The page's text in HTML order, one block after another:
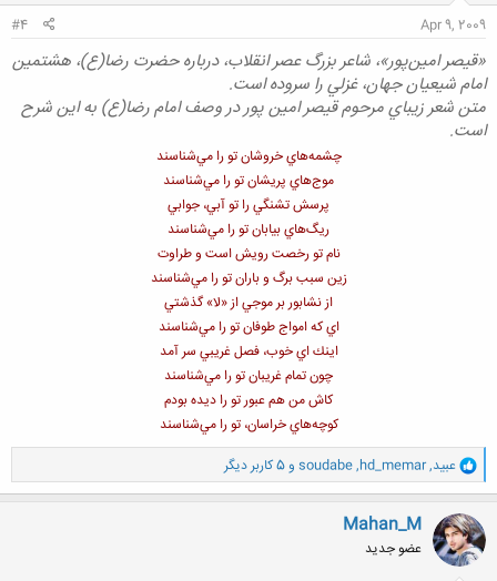
Apr 9, 2009
#4
«قيصر امين‌پور»، شاعر بزرگ عصر انقلاب، درباره حضرت رضا(ع)، هشتمين
امام شيعيان جهان، غزلي را سروده است.
متن شعر زيباي مرحوم قيصر امين پور در وصف امام رضا(ع) به اين شرح
است.
چشمه‌هاي خروشان تو را مي‌شناسند
موج‌هاي پريشان تو را مي‌شناسند
پرسش تشنگي را تو آبي، جوابي
ريگ‌هاي بيابان تو را مي‌شناسند
نام تو رخصت رويش است و طراوت
زين سبب برگ و باران تو را مي‌شناسند
از نشابور بر موجي از «لا» گذشتي
اي كه امواج طوفان تو را مي‌شناسند
اينك اي خوب، فصل غريبي سر آمد
چون تمام غريبان تو را مي‌شناسند
كاش من هم عبور تو را ديده بودم
كوچه‌هاي خراسان، تو را مي‌شناسند
و
ا
ک
ن
ش
ه
ا
عبید,
hd_memar
,
soudabe و 5 کاربر دیگر
Mahan_M
عضو جدید